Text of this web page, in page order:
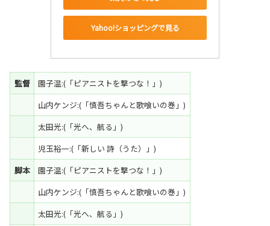
Yahoo!ショッピングで見る
監督
園子温:(「ピアニストを撃つな！」)
山内ケンジ:(「慎吾ちゃんと歌喰いの巻」)
太田光:(「光へ、航る」)
児玉裕一:(「新しい 詩（うた）」)
脚本
園子温:(「ピアニストを撃つな！」)
山内ケンジ:(「慎吾ちゃんと歌喰いの巻」)
太田光:(「光へ、航る」)